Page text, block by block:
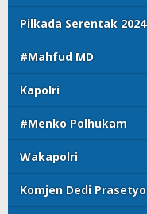
Pilkada Serentak 2024
#Mahfud MD
Kapolri
#Menko Polhukam
Wakapolri
Komjen Dedi Prasetyo